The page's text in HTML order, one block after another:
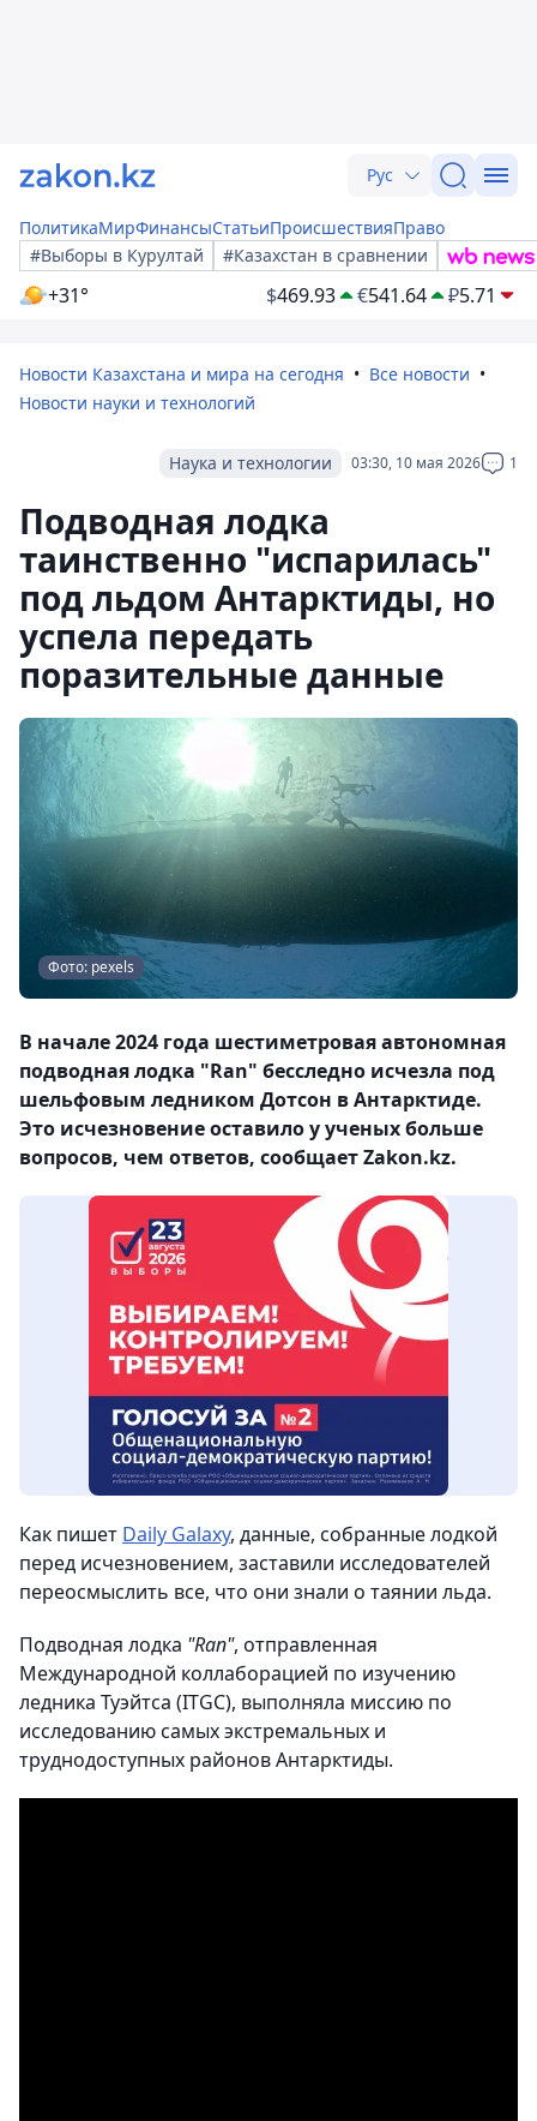
Рус
ПолитикаМирФинансыСтатьиПроисшествияПраво
#Выборы в Курултай
#Казахстан в сравнении
+31° $469.93 €541.64 ₽5.71
Новости Казахстана и мира на сегодня
Все новости
Новости науки и технологий
03:30, 10 мая 2026 1
Наука и технологии
Подводная лодка
таинственно "испарилась"
под льдом Антарктиды, но
успела передать
поразительные данные
Фото: pexels
В начале 2024 года шестиметровая автономная
подводная лодка "Ran" бесследно исчезла под
шельфовым ледником Дотсон в Антарктиде.
Это исчезновение оставило у ученых больше
вопросов, чем ответов, сообщает Zakon.kz.
Как пишет Daily Galaxy, данные, собранные лодкой
перед исчезновением, заставили исследователей
переосмыслить все, что они знали о таянии льда.
Подводная лодка "Ran", отправленная
Международной коллаборацией по изучению
ледника Туэйтса (ITGC), выполняла миссию по
исследованию самых экстремальных и
труднодоступных районов Антарктиды.